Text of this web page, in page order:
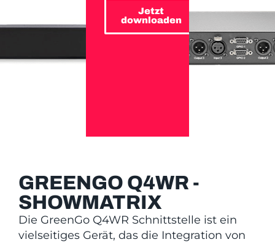
Jetzt
downloaden
GREENGO Q4WR -
SHOWMATRIX
Die GreenGo Q4WR Schnittstelle ist ein
vielseitiges Gerät, das die Integration von